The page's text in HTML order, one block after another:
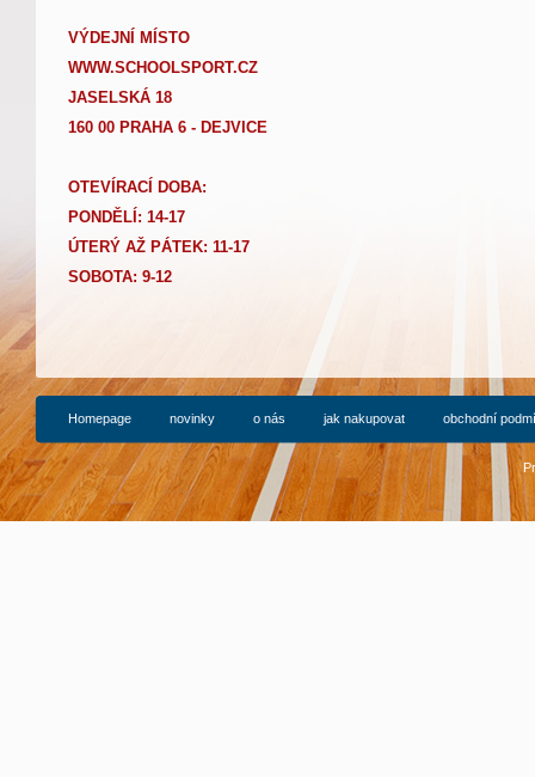
VÝDEJNÍ MÍSTO
WWW.SCHOOLSPORT.CZ
JASELSKÁ 18
160 00 PRAHA 6 - DEJVICE
OTEVÍRACÍ DOBA:
PONDĚLÍ: 14-17
ÚTERÝ AŽ PÁTEK: 11-17
SOBOTA: 9-12
Homepage novinky o nás jak nakupovat obchodní